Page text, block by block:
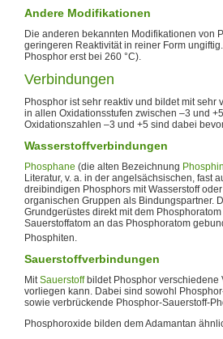
Andere Modifikationen
Die anderen bekannten Modifikationen von
geringeren Reaktivität in reiner Form
Phosphor erst bei 260 °C).
Verbindungen
Phosphor ist sehr reaktiv und bildet mit
in allen Oxidationsstufen zwischen –3 und
Oxidationszahlen –3 und +5 sind dabei
Wasserstoffverbindungen
Phosphane (die alten Bezeichnung
Literatur, v. a. in der angelsächsischen, fast
dreibindigen Phosphors mit Wasserstoff
organischen Gruppen als Bindungspartner.
Grundgerüstes direkt mit dem
Sauerstoffatom an das Phosphoratom
Phosphiten.
Sauerstoffverbindungen
MitSauerstoffbildet Phosphor verschiedene
vorliegen kann. Dabei sind sowohl
sowie verbrückende Phosphor-Sauerstoff-
Phosphoroxide bilden dem Adamantan